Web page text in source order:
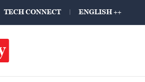
TECH CONNECT ENGLISH ++